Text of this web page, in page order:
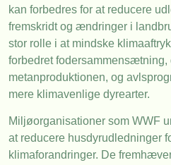
kan forbedres for at reducere
fremskridt og ændringer i
stor rolle i at mindske
forbedret fodersammensætning,
metanproduktionen, og
mere klimavenlige dyrearter.
Miljøorganisationer som WWF
at reducere husdyrudledninger
klimaforandringer. De